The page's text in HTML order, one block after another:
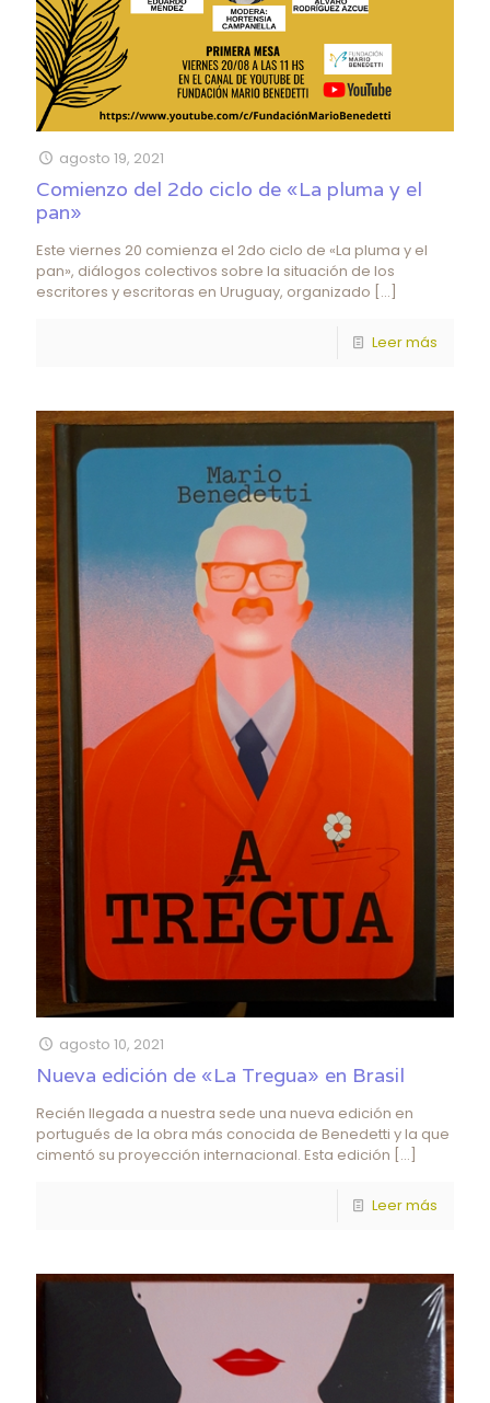
agosto 19, 2021
Comienzo del 2do ciclo de «La pluma y el
pan»
Este viernes 20 comienza el 2do ciclo de «La pluma y el
pan», diálogos colectivos sobre la situación de los
escritores y escritoras en Uruguay, organizado […]
Leer más
agosto 10, 2021
Nueva edición de «La Tregua» en Brasil
Recién llegada a nuestra sede una nueva edición en
portugués de la obra más conocida de Benedetti y la que
cimentó su proyección internacional. Esta edición […]
Leer más